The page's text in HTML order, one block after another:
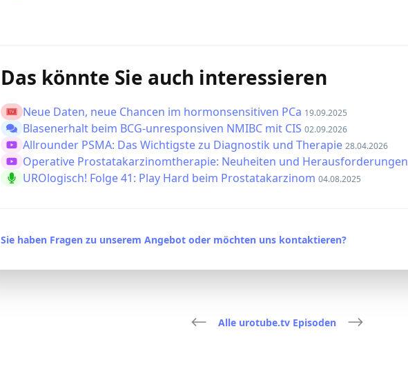
Das könnte Sie auch interessieren
Neue Daten, neue Chancen im hormonsensitiven PCa 19.09.2025
Blasenerhalt beim BCG-unresponsiven NMIBC mit CIS 02.09.2026
Allrounder PSMA: Das Wichtigste zu Diagnostik und Therapie 28.04.2026
Operative Prostatakarzinomtherapie: Neuheiten und Herausforderungen
UROlogisch! Folge 41: Play Hard beim Prostatakarzinom 04.08.2025
Sie haben Fragen zu unserem Angebot oder möchten uns kontaktieren?
Alle urotube.tv Episoden